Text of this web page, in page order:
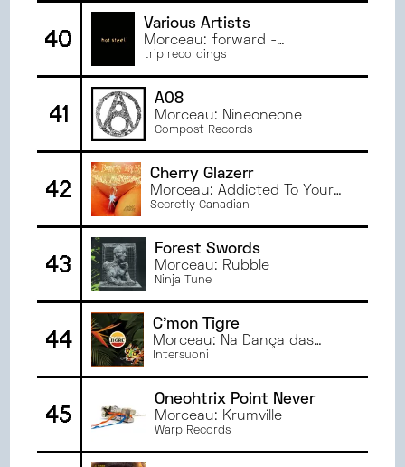
40
Various Artists
Morceau: forward -
eid55558.55 remix
trip recordings
41
A08
Morceau: Nineoneone
Compost Records
42
Cherry Glazerr
Morceau: Addicted To Your
Love
Secretly Canadian
43
Forest Swords
Morceau: Rubble
Ninja Tune
44
C'mon Tigre
Morceau: Na Dança das
Flores
Intersuoni
45
Oneohtrix Point Never
Morceau: Krumville
Warp Records